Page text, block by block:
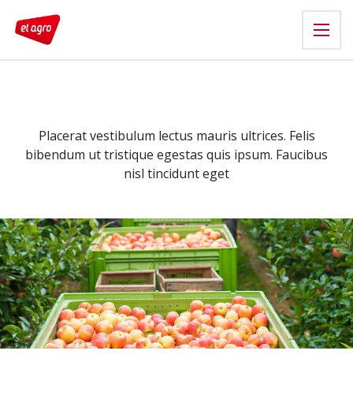
Placerat vestibulum lectus mauris ultrices. Felis
bibendum ut tristique egestas quis ipsum. Faucibus
nisl tincidunt eget